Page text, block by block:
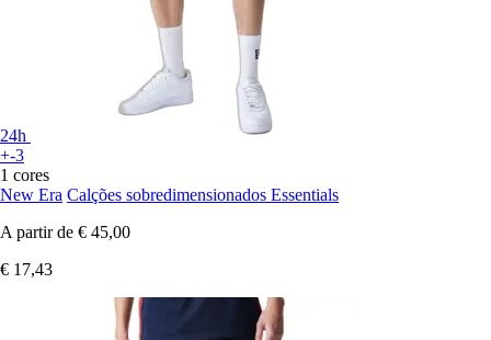
24h
+-3
1 cores
New Era Calções sobredimensionados Essentials
A partir de € 45,00
€ 17,43